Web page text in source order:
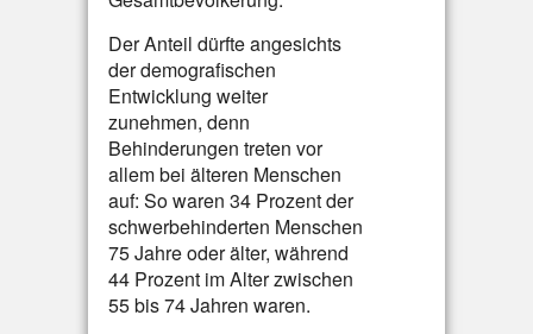
Der Anteil dürfte angesichts
der demografischen
Entwicklung weiter
zunehmen, denn
Behinderungen treten vor
allem bei älteren Menschen
auf: So waren 34 Prozent der
schwerbehinderten Menschen
75 Jahre oder älter, während
44 Prozent im Alter zwischen
55 bis 74 Jahren waren.